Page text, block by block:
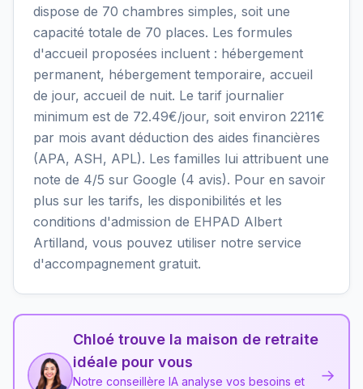
dispose de 70 chambres simples, soit une
capacité totale de 70 places. Les formules
d'accueil proposées incluent : hébergement
permanent, hébergement temporaire, accueil
de jour, accueil de nuit. Le tarif journalier
minimum est de 72.49€/jour, soit environ 2211€
par mois avant déduction des aides financières
(APA, ASH, APL). Les familles lui attribuent une
note de 4/5 sur Google (4 avis). Pour en savoir
plus sur les tarifs, les disponibilités et les
conditions d'admission de EHPAD Albert
Artilland, vous pouvez utiliser notre service
d'accompagnement gratuit.
Chloé trouve la maison de retraite
idéale pour vous
Notre conseillère IA analyse vos besoins et
→